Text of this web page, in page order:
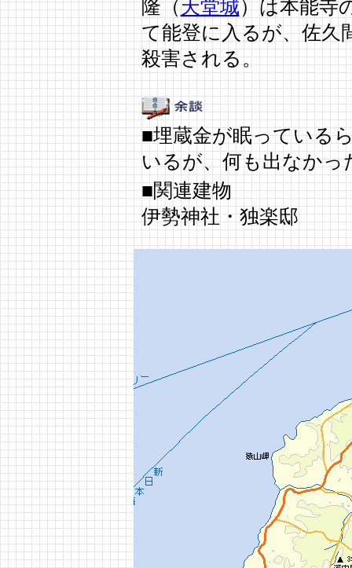
隆（天堂城）は本能寺
て能登に入るが、佐久
殺害される。
■埋蔵金が眠っている
いるが、何も出なかっ
■関連建物
伊勢神社・独楽邸